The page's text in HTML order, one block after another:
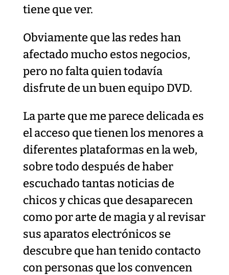
tiene que ver.
Obviamente que las redes han
afectado mucho estos negocios,
pero no falta quien todavía
disfrute de un buen equipo DVD.
La parte que me parece delicada es
el acceso que tienen los menores a
diferentes plataformas en la web,
sobre todo después de haber
escuchado tantas noticias de
chicos y chicas que desaparecen
como por arte de magia y al revisar
sus aparatos electrónicos se
descubre que han tenido contacto
con personas que los convencen